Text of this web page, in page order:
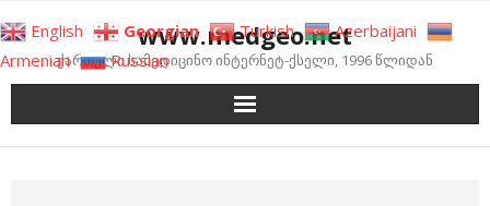
to
content
www.medgeo.net
ქართული სამედიცინო ინტერნეტ-ქსელი, 1996 წლიდან
English Georgian Turkish
Azerbaijani
Armenian
Russian